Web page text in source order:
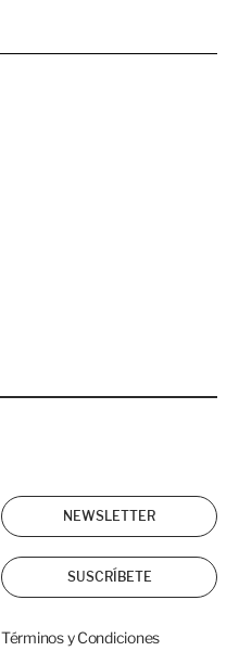
NEWSLETTER
SUSCRÍBETE
Términos y Condiciones